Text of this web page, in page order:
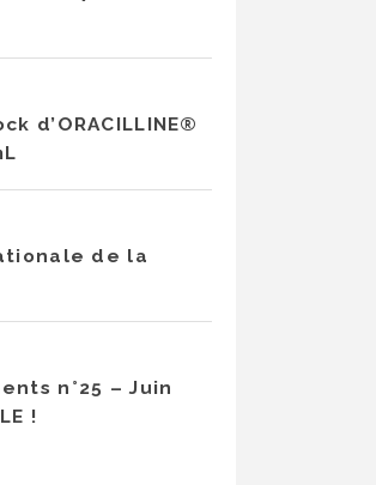
d’ORACILLINE®
de la
n°25 – Juin
!